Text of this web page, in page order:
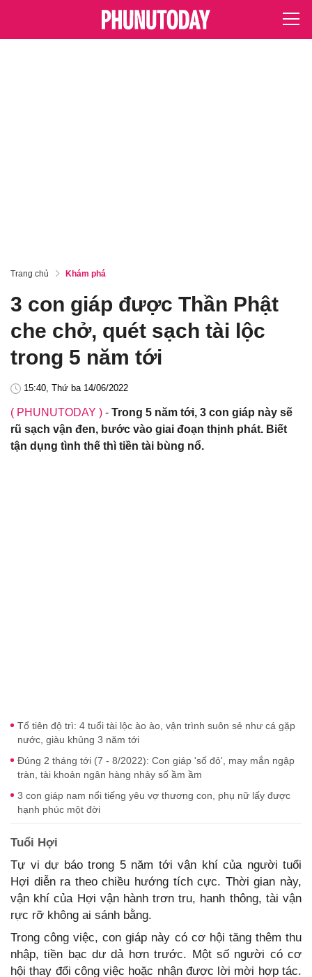
Trang chủ Khám phá
3 con giáp được Thần Phật
che chở, quét sạch tài lộc
trong 5 năm tới
15:40, Thứ ba 14/06/2022
( PHUNUTODAY ) - Trong 5 năm tới, 3 con giáp này sẽ
rũ sạch vận đen, bước vào giai đoạn thịnh phát. Biết
tận dụng tình thế thì tiền tài bùng nổ.
Tổ tiên độ trì: 4 tuổi tài lộc ào ào, vận trình suôn sẻ như cá gặp
nước, giàu khủng 3 năm tới
Đúng 2 tháng tới (7 - 8/2022): Con giáp 'số đỏ', may mắn ngập
tràn, tài khoản ngân hàng nhảy số ầm ầm
3 con giáp nam nổi tiếng yêu vợ thương con, phụ nữ lấy được
hạnh phúc một đời
Tuổi Hợi
Tự vi dự báo trong 5 năm tới vận khí của người tuổi
Hợi diễn ra theo chiều hướng tích cực. Thời gian này,
vận khí của Hợi vận hành trơn tru, hanh thông, tài vận
rực rỡ không ai sánh bằng.
Trong công việc, con giáp này có cơ hội tăng thêm thu
nhập, tiền bạc dư dả hơn trước. Một số người có cơ
hội thay đổi công việc hoặc nhận được lời mời hợp tác.